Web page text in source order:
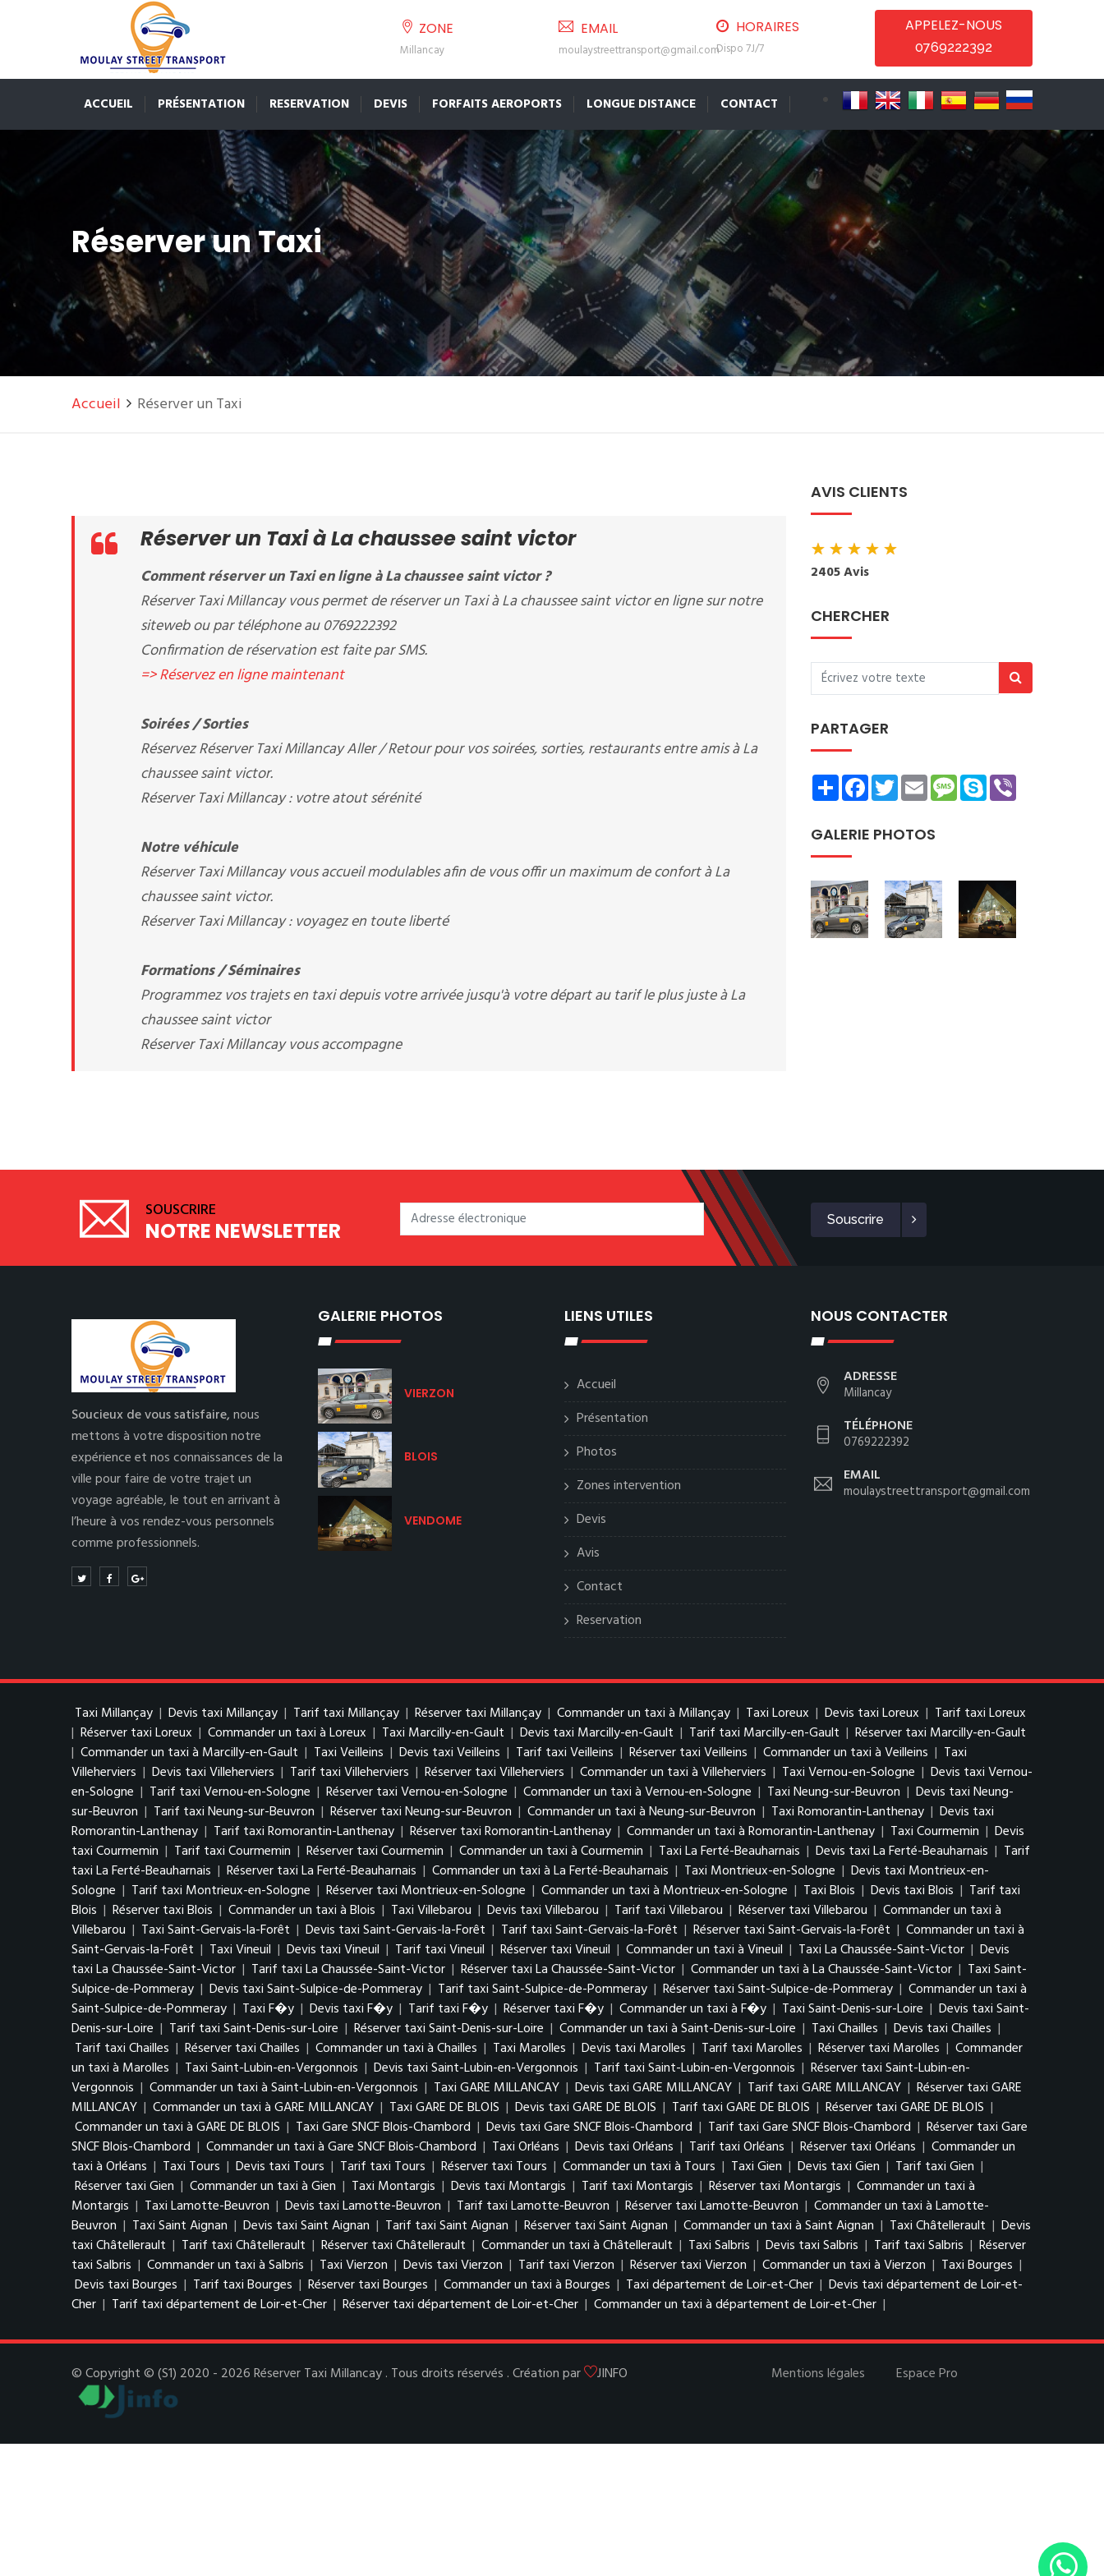
ZONE
Millancay
EMAIL
moulaystreettransport@gmail.com
HORAIRES
Dispo 7J/7
APPELEZ-NOUS
0769222392
ACCUEIL PRÉSENTATION RESERVATION DEVIS FORFAITS AEROPORTS LONGUE DISTANCE CONTACT
Réserver un Taxi
Accueil Réserver un Taxi
Réserver un Taxi à La chaussee saint victor
Comment réserver un Taxi en ligne à La chaussee saint victor ?
Réserver Taxi Millancay vous permet de réserver un Taxi à La chaussee saint victor en ligne sur notre
siteweb ou par téléphone au 0769222392
Confirmation de réservation est faite par SMS.
=> Réservez en ligne maintenant
Soirées / Sorties
Réservez Réserver Taxi Millancay Aller / Retour pour vos soirées, sorties, restaurants entre amis à La
chaussee saint victor.
Réserver Taxi Millancay : votre atout sérénité
Notre véhicule
Réserver Taxi Millancay vous accueil modulables afin de vous offir un maximum de confort à La
chaussee saint victor.
Réserver Taxi Millancay : voyagez en toute liberté
Formations / Séminaires
Programmez vos trajets en taxi depuis votre arrivée jusqu'à votre départ au tarif le plus juste à La
chaussee saint victor
Réserver Taxi Millancay vous accompagne
AVIS CLIENTS
★★★★★
2405 Avis
CHERCHER
PARTAGER
ShareFacebookTwitterEmailMessage
Skype
GALERIE PHOTOS
SOUSCRIRE
NOTRE NEWSLETTER Souscrire
Soucieux de vous satisfaire,nous
mettons à votre disposition notre
expérience et nos connaissances de la
ville pour faire de votre trajet un
voyage agréable, le tout en arrivant à
l’heure à vos rendez-vous personnels
comme professionnels.
GALERIE PHOTOS
VIERZON
BLOIS
VENDOME
LIENS UTILES
Accueil
Présentation
Photos
Zones intervention
Devis
Avis
Contact
Reservation
NOUS CONTACTER
ADRESSE
Millancay
TÉLÉPHONE
0769222392
EMAIL
moulaystreettransport@gmail.com
Taxi Millançay | Devis taxi Millançay | Tarif taxi Millançay | Réserver taxi Millançay | Commander un taxi à Millançay | Taxi Loreux | Devis taxi Loreux | Tarif taxi Loreux
| Réserver taxi Loreux | Commander un taxi à Loreux | Taxi Marcilly-en-Gault | Devis taxi Marcilly-en-Gault | Tarif taxi Marcilly-en-Gault | Réserver taxi Marcilly-en-Gault
| Commander un taxi à Marcilly-en-Gault | Taxi Veilleins | Devis taxi Veilleins | Tarif taxi Veilleins | Réserver taxi Veilleins | Commander un taxi à Veilleins | Taxi
Villeherviers | Devis taxi Villeherviers | Tarif taxi Villeherviers | Réserver taxi Villeherviers | Commander un taxi à Villeherviers | Taxi Vernou-en-Sologne | Devis taxi Vernou-
en-Sologne | Tarif taxi Vernou-en-Sologne | Réserver taxi Vernou-en-Sologne | Commander un taxi à Vernou-en-Sologne | Taxi Neung-sur-Beuvron | Devis taxi Neung-
sur-Beuvron | Tarif taxi Neung-sur-Beuvron | Réserver taxi Neung-sur-Beuvron | Commander un taxi à Neung-sur-Beuvron | Taxi Romorantin-Lanthenay | Devis taxi
Romorantin-Lanthenay | Tarif taxi Romorantin-Lanthenay | Réserver taxi Romorantin-Lanthenay | Commander un taxi à Romorantin-Lanthenay | Taxi Courmemin | Devis
taxi Courmemin | Tarif taxi Courmemin | Réserver taxi Courmemin | Commander un taxi à Courmemin | Taxi La Ferté-Beauharnais | Devis taxi La Ferté-Beauharnais | Tarif
taxi La Ferté-Beauharnais | Réserver taxi La Ferté-Beauharnais | Commander un taxi à La Ferté-Beauharnais | Taxi Montrieux-en-Sologne | Devis taxi Montrieux-en-
Sologne | Tarif taxi Montrieux-en-Sologne | Réserver taxi Montrieux-en-Sologne | Commander un taxi à Montrieux-en-Sologne | Taxi Blois | Devis taxi Blois | Tarif taxi
Blois | Réserver taxi Blois | Commander un taxi à Blois | Taxi Villebarou | Devis taxi Villebarou | Tarif taxi Villebarou | Réserver taxi Villebarou | Commander un taxi à
Villebarou | Taxi Saint-Gervais-la-Forêt | Devis taxi Saint-Gervais-la-Forêt | Tarif taxi Saint-Gervais-la-Forêt | Réserver taxi Saint-Gervais-la-Forêt | Commander un taxi à
Saint-Gervais-la-Forêt | Taxi Vineuil | Devis taxi Vineuil | Tarif taxi Vineuil | Réserver taxi Vineuil | Commander un taxi à Vineuil | Taxi La Chaussée-Saint-Victor | Devis
taxi La Chaussée-Saint-Victor | Tarif taxi La Chaussée-Saint-Victor | Réserver taxi La Chaussée-Saint-Victor | Commander un taxi à La Chaussée-Saint-Victor | Taxi Saint-
Sulpice-de-Pommeray | Devis taxi Saint-Sulpice-de-Pommeray | Tarif taxi Saint-Sulpice-de-Pommeray | Réserver taxi Saint-Sulpice-de-Pommeray | Commander un taxi à
Saint-Sulpice-de-Pommeray | Taxi F�y | Devis taxi F�y | Tarif taxi F�y | Réserver taxi F�y | Commander un taxi à F�y | Taxi Saint-Denis-sur-Loire | Devis taxi Saint-
Denis-sur-Loire | Tarif taxi Saint-Denis-sur-Loire | Réserver taxi Saint-Denis-sur-Loire | Commander un taxi à Saint-Denis-sur-Loire | Taxi Chailles | Devis taxi Chailles |
Tarif taxi Chailles | Réserver taxi Chailles | Commander un taxi à Chailles | Taxi Marolles | Devis taxi Marolles | Tarif taxi Marolles | Réserver taxi Marolles | Commander
un taxi à Marolles | Taxi Saint-Lubin-en-Vergonnois | Devis taxi Saint-Lubin-en-Vergonnois | Tarif taxi Saint-Lubin-en-Vergonnois | Réserver taxi Saint-Lubin-en-
Vergonnois | Commander un taxi à Saint-Lubin-en-Vergonnois | Taxi GARE MILLANCAY | Devis taxi GARE MILLANCAY | Tarif taxi GARE MILLANCAY | Réserver taxi GARE
MILLANCAY | Commander un taxi à GARE MILLANCAY | Taxi GARE DE BLOIS | Devis taxi GARE DE BLOIS | Tarif taxi GARE DE BLOIS | Réserver taxi GARE DE BLOIS |
Commander un taxi à GARE DE BLOIS | Taxi Gare SNCF Blois-Chambord | Devis taxi Gare SNCF Blois-Chambord | Tarif taxi Gare SNCF Blois-Chambord | Réserver taxi Gare
SNCF Blois-Chambord | Commander un taxi à Gare SNCF Blois-Chambord | Taxi Orléans | Devis taxi Orléans | Tarif taxi Orléans | Réserver taxi Orléans | Commander un
taxi à Orléans | Taxi Tours | Devis taxi Tours | Tarif taxi Tours | Réserver taxi Tours | Commander un taxi à Tours | Taxi Gien | Devis taxi Gien | Tarif taxi Gien |
Réserver taxi Gien | Commander un taxi à Gien | Taxi Montargis | Devis taxi Montargis | Tarif taxi Montargis | Réserver taxi Montargis | Commander un taxi à
Montargis | Taxi Lamotte-Beuvron | Devis taxi Lamotte-Beuvron | Tarif taxi Lamotte-Beuvron | Réserver taxi Lamotte-Beuvron | Commander un taxi à Lamotte-
Beuvron | Taxi Saint Aignan | Devis taxi Saint Aignan | Tarif taxi Saint Aignan | Réserver taxi Saint Aignan | Commander un taxi à Saint Aignan | Taxi Châtellerault | Devis
taxi Châtellerault | Tarif taxi Châtellerault | Réserver taxi Châtellerault | Commander un taxi à Châtellerault | Taxi Salbris | Devis taxi Salbris | Tarif taxi Salbris | Réserver
taxi Salbris | Commander un taxi à Salbris | Taxi Vierzon | Devis taxi Vierzon | Tarif taxi Vierzon | Réserver taxi Vierzon | Commander un taxi à Vierzon | Taxi Bourges |
Devis taxi Bourges | Tarif taxi Bourges | Réserver taxi Bourges | Commander un taxi à Bourges | Taxi département de Loir-et-Cher | Devis taxi département de Loir-et-
Cher | Tarif taxi département de Loir-et-Cher | Réserver taxi département de Loir-et-Cher | Commander un taxi à département de Loir-et-Cher |
© Copyright © (S1) 2020 - 2026 Réserver Taxi Millancay . Tous droits réservés . Création par JINFO Mentions légales Espace Pro